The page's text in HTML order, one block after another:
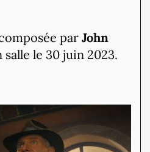
par John
salle le 30 juin 2023.